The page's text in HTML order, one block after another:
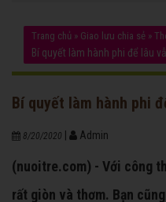
Trang chủ » Giao lưu chia sẻ »
Bí quyết làm hành phi để lâu
Bí quyết làm hành phi
8/20/2020 Admin
(nuoitre.com) - Với công
rất giòn và thơm. Bạn